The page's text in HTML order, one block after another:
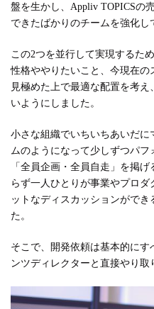
盤を生かし、Appliv TOPICSの
できたばかりのチームを強化し
この2つを並行して実現するた
性格ややりたいこと、今現在の
見極めた上で最適な配置を考
いようにしました。
小さな組織でいちいちあいだ
ムのようになって少しずつパフ
「全員企画・全員自走」を掲
らず一人ひとりが事業やプロ
ットなディスカッションがで
た。
そこで、開発依頼は基本的に
ンツディレクターと直接やり取